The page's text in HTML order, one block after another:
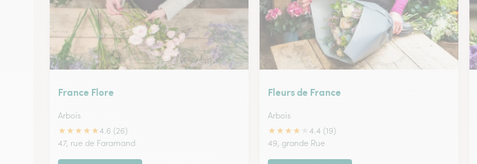
France Flore
Arbois
★★★★★4.6 (26)
47, rue de Faramand
Fleurs de France
Arbois
★★★★
4.4 (19)
49, grande Rue